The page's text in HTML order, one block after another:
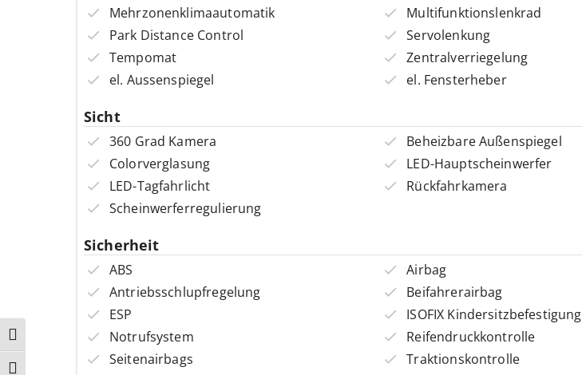
Umschalten auf hohe Kontraste
Mehrzonenklimaautomatik
Multifunktionslenkrad
Park Distance Control
Servolenkung
Tempomat
Zentralverriegelung
el. Aussenspiegel
el. Fensterheber
Sicht
360 Grad Kamera
Beheizbare Außenspiegel
Colorverglasung
LED-Hauptscheinwerfer
LED-Tagfahrlicht
Rückfahrkamera
Scheinwerferregulierung
Sicherheit
ABS
Airbag
Antriebsschlupfregelung
Beifahrerairbag
ESP
ISOFIX Kindersitzbefestigung
Notrufsystem
Reifendruckkontrolle
Seitenairbags
Traktionskontrolle